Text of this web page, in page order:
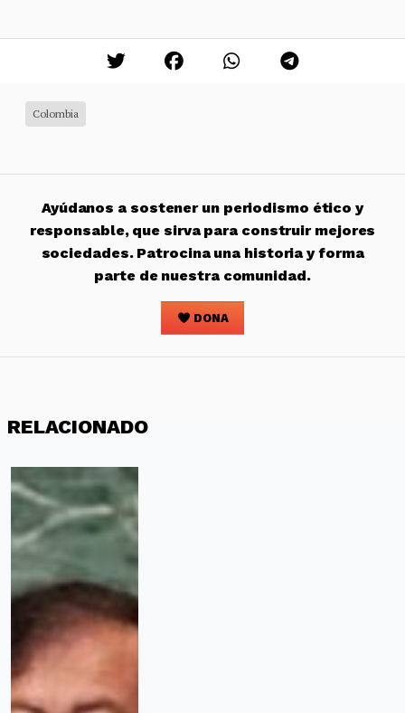
Colombia
Ayúdanos a sostener un periodismo ético y
responsable, que sirva para construir mejores
sociedades. Patrocina una historia y forma
parte de nuestra comunidad.
DONA
RELACIONADO